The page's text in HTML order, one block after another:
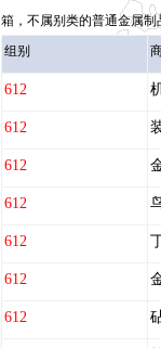
箱，不属别类的普通金属制
组别
612
612
612
612
612
612
612